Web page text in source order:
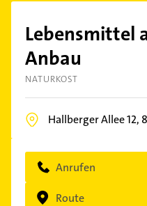
Lebensmittel
Anbau
NATURKOST
Hallberger Allee 12,
Anrufen
Route